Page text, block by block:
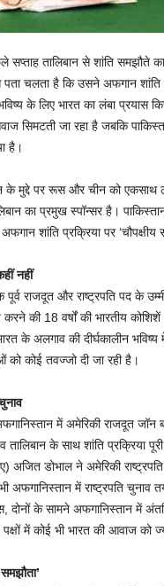
सप्ताह तालिबान से शांति
पता चलता है कि उसने अफगान
के लिए भारत का लंबा प्रयास
सिमटती जा रहा है जबकि
है।
के मुद्दे पर रूस और चीन को एकसाथ
का प्रमुख स्पॉन्सर है।
शांति प्रक्रिया पर ‘चौपक्षीय
नहीं
राजदूत और राष्ट्रपति पद के
करने की 18 वर्षों की भारतीय
के अलगाव की दीर्घकालीन
को कोई तवज्जो दी जा रही है।
में अमेरिकी राजदूत
तालिबान के साथ शांति
अजित डोभाल ने अमेरिकी
अफगानिस्तान में राष्ट्रपति
के सामने अफगानिस्तान में
में कोई भी भारत की आवाज को